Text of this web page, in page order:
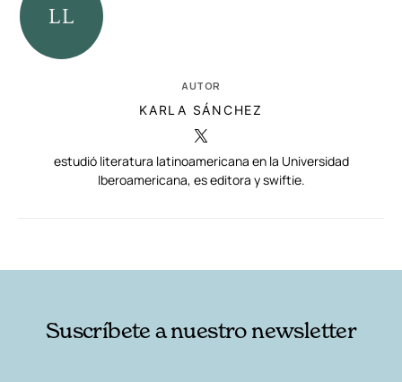
AUTOR
KARLA SÁNCHEZ
estudió literatura latinoamericana en la Universidad
Iberoamericana, es editora y swiftie.
Suscríbete a nuestro newsletter